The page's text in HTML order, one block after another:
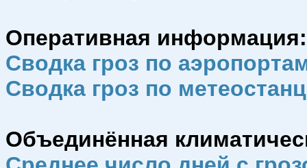
Оперативная информация:
Сводка гроз по
Сводка гроз по
Объединённая